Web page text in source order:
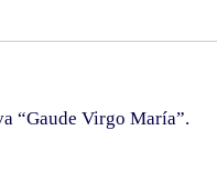
“Gaude Virgo María”.